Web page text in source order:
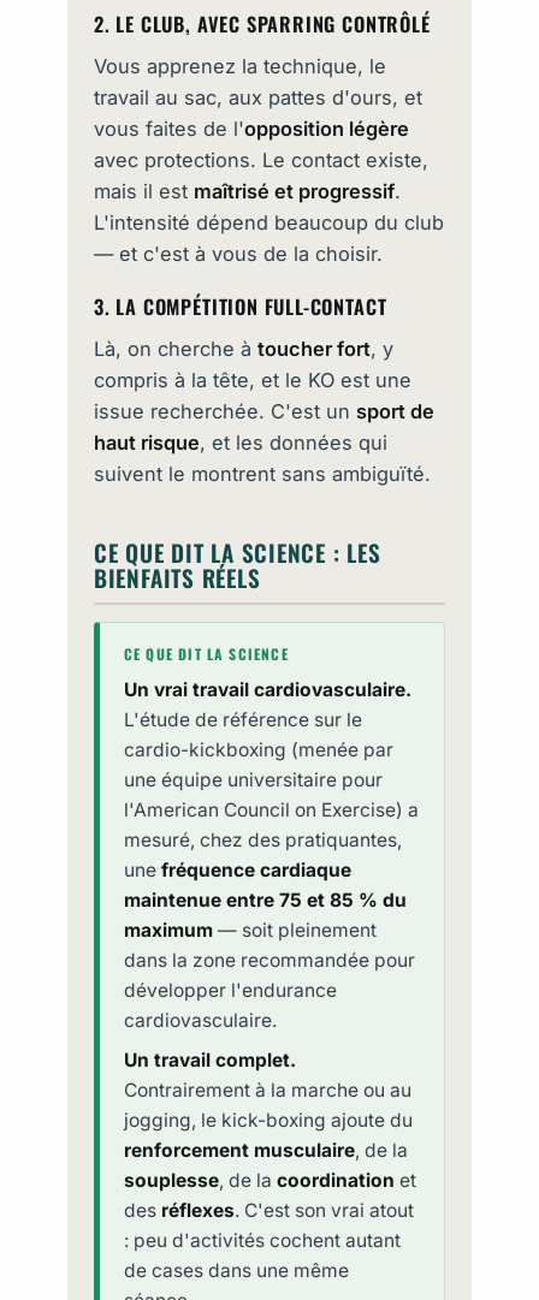
2. LE CLUB, AVEC SPARRING CONTRÔLÉ
Vous apprenez la technique, le
travail au sac, aux pattes d'ours, et
vous faites de l'opposition légère
avec protections. Le contact existe,
mais il est maîtrisé et progressif.
L'intensité dépend beaucoup du club
— et c'est à vous de la choisir.
3. LA COMPÉTITION FULL-CONTACT
Là, on cherche à toucher fort, y
compris à la tête, et le KO est une
issue recherchée. C'est un sport de
haut risque, et les données qui
suivent le montrent sans ambiguïté.
CE QUE DIT LA SCIENCE : LES
BIENFAITS RÉELS
CE QUE DIT LA SCIENCE
Un vrai travail cardiovasculaire.
L'étude de référence sur le
cardio-kickboxing (menée par
une équipe universitaire pour
l'American Council on Exercise) a
mesuré, chez des pratiquantes,
une fréquence cardiaque
maintenue entre 75 et 85 % du
maximum— soit pleinement
dans la zone recommandée pour
développer l'endurance
cardiovasculaire.
Un travail complet.
Contrairement à la marche ou au
jogging, le kick-boxing ajoute du
renforcement musculaire, de la
souplesse, de la coordination et
des réflexes. C'est son vrai atout
: peu d'activités cochent autant
de cases dans une même